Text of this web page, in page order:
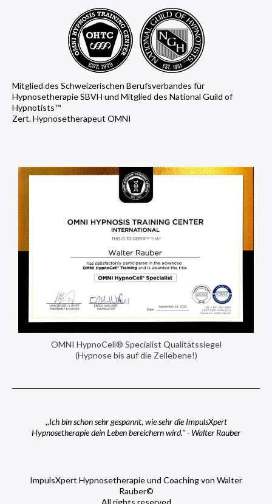
Mitglied des Schweizerischen Berufsverbandes für
Hypnosetherapie SBVH und Mitglied des National Guild of
Hypnotists™
Zert. Hypnosetherapeut OMNI
OMNI HypnoCell® Specialist Qualitätssiegel
(Hypnose bis auf die Zellebene!)
,,Ich bin schon sehr gespannt, wie sehr die ImpulsXpert
Hypnosetherapie dein Leben bereichern wird." - Walter Rauber
ImpulsXpert Hypnosetherapie und Coaching von Walter
Rauber©
All rights reserved